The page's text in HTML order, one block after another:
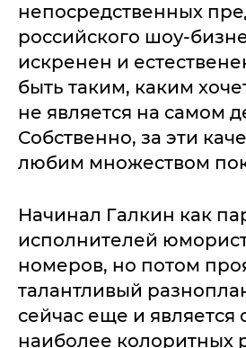
непосредственных
российского шоу-
искренен и
быть таким, каким
не является на самом
Собственно, за эти
любим множеством
Начинал Галкин как
исполнителей
номеров, но потом
талантливый
сейчас еще и является
наиболее колоритных